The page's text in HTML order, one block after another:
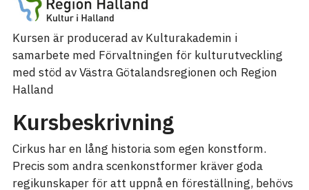
Kursen är producerad av Kulturakademin i
samarbete med Förvaltningen för kulturutveckling
med stöd av Västra Götalandsregionen och Region
Halland
Kursbeskrivning
Cirkus har en lång historia som egen konstform.
Precis som andra scenkonstformer kräver goda
regikunskaper för att uppnå en föreställning, behövs